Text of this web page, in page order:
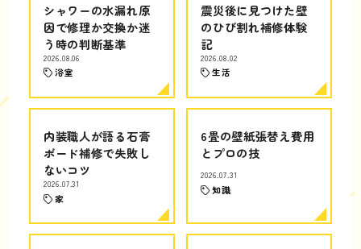
シャワーの水漏れ原
因で修理か交換か迷
う時の判断基準
2026.08.06
浴室
震災後に見つけた壁
のひび割れ補修体験
記
2026.08.02
生活
内装職人が語る石膏
ボード補修で失敗し
ないコツ
2026.07.31
家
6畳の壁紙張替え費用
とプロの技
2026.07.31
知識